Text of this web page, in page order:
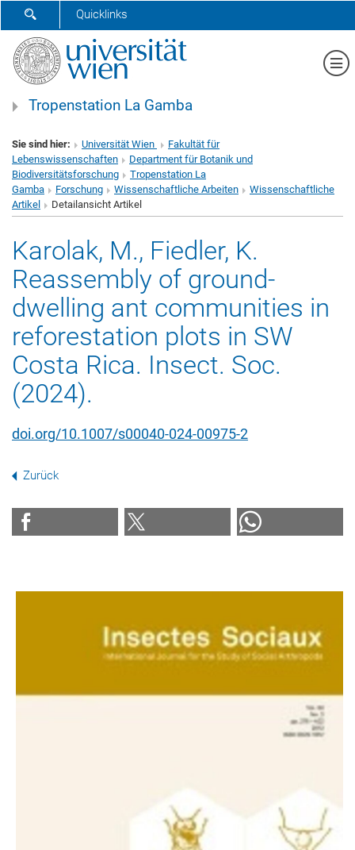
SUCHFORMULAR ÖFFNEN
Quicklinks
Tropenstation La Gamba
Sie sind hier: Universität Wien
Fakultät für
Lebenswissenschaften
Department für Botanik und
Biodiversitätsforschung
Tropenstation La
Gamba
Forschung Wissenschaftliche Arbeiten
Wissenschaftliche
Artikel
Detailansicht Artikel
Karolak, M., Fiedler, K.
Reassembly of ground-
dwelling ant communities in
reforestation plots in SW
Costa Rica. Insect. Soc.
(2024).
doi.org/10.1007/s00040-024-00975-2
Zurück